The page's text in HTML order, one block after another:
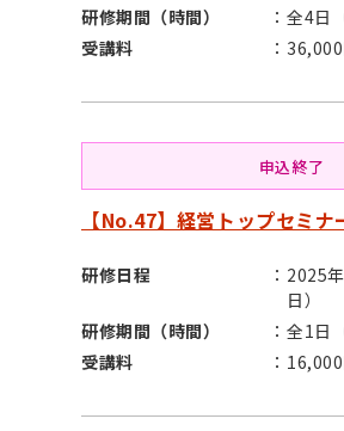
研修期間（時間）
全4日
受講料
申込終了
【No.47】経営トップセミナ
研修日程
2025
日）
研修期間（時間）
全1日
受講料